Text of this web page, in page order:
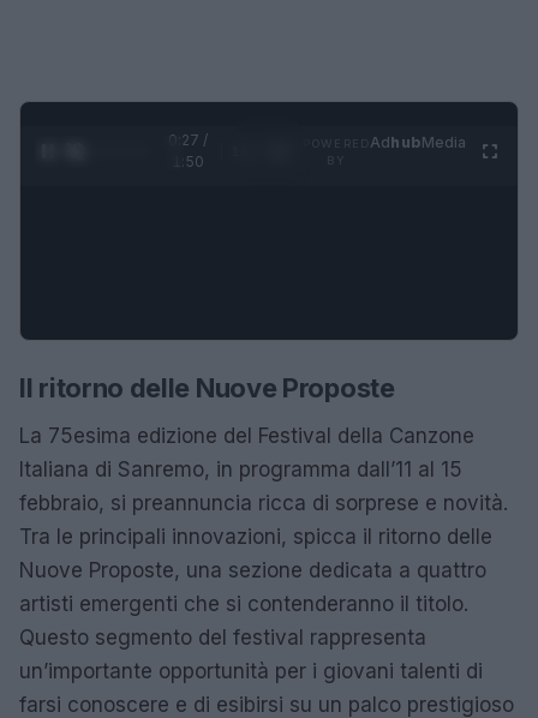
0:28 /
1:50
AdhubMedia
Il ritorno delle Nuove Proposte
La 75esima edizione del Festival della Canzone
Italiana di Sanremo, in programma dall’11 al 15
febbraio, si preannuncia ricca di sorprese e novità.
Tra le principali innovazioni, spicca il ritorno delle
Nuove Proposte, una sezione dedicata a quattro
artisti emergenti che si contenderanno il titolo.
Questo segmento del festival rappresenta
un’importante opportunità per i giovani talenti di
farsi conoscere e di esibirsi su un palco prestigioso